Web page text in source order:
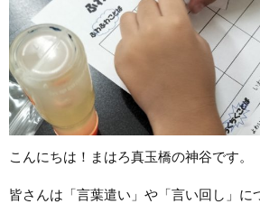
こんにちは！まはろ真玉橋の神谷です。
皆さんは「言葉遣い」や「言い回し」に